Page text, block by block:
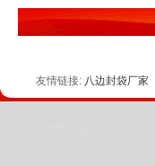
友情链接: 八边封袋厂家